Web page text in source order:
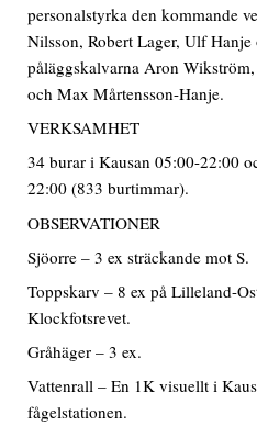
personalstyrka den kommande
Nilsson, Robert Lager, Ulf
påläggskalvarna Aron
och Max Mårtensson-Hanje.
VERKSAMHET
34 burar i Kausan 05:00-22:00
22:00 (833 burtimmar).
OBSERVATIONER
Sjöorre – 3 ex sträckande mot S.
Toppskarv – 8 ex på Lilleland-
Klockfotsrevet.
Gråhäger – 3 ex.
Vattenrall – En 1K visuellt i
fågelstationen.